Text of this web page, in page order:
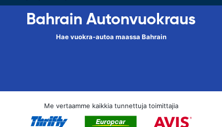
Bahrain Autonvuokraus
Hae vuokra-autoa maassa Bahrain
Me vertaamme kaikkia tunnettuja toimittajia